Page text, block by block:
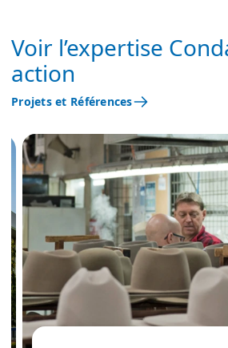
Voir l’expertise
action
Projets et Références